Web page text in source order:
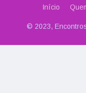
Início
© 2023,